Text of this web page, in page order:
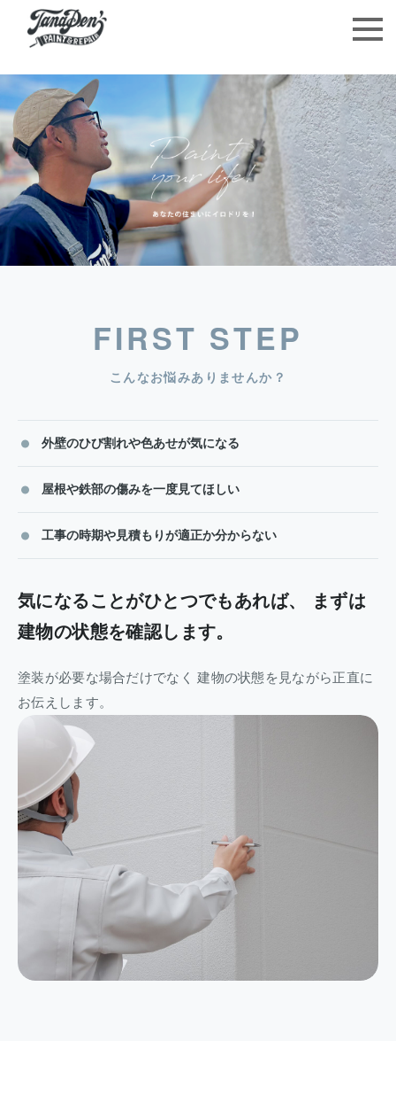
FIRST STEP
こんなお悩みありませんか？
外壁のひび割れや色あせが気になる
屋根や鉄部の傷みを一度見てほしい
工事の時期や見積もりが適正か分からない
気になることがひとつでもあれば、
まずは
建物の状態を確認します。
塗装が必要な場合だけでなく 建物の状態を見ながら正直に
お伝えします。